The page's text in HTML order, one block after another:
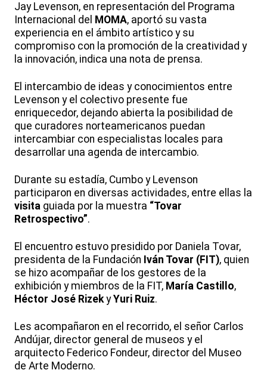
Jay Levenson, en representación del Programa
Internacional del MOMA, aportó su vasta
experiencia en el ámbito artístico y su
compromiso con la promoción de la creatividad y
la innovación, indica una nota de prensa.
El intercambio de ideas y conocimientos entre
Levenson y el colectivo presente fue
enriquecedor, dejando abierta la posibilidad de
que curadores norteamericanos puedan
intercambiar con especialistas locales para
desarrollar una agenda de intercambio.
Durante su estadía, Cumbo y Levenson
participaron en diversas actividades, entre ellas la
visita guiada por la muestra “Tovar
Retrospectivo”.
El encuentro estuvo presidido por Daniela Tovar,
presidenta de la Fundación Iván Tovar (FIT), quien
se hizo acompañar de los gestores de la
exhibición y miembros de la FIT, María Castillo,
Héctor José RizekyYuri Ruiz.
Les acompañaron en el recorrido, el señor Carlos
Andújar, director general de museos y el
arquitecto Federico Fondeur, director del Museo
de Arte Moderno.